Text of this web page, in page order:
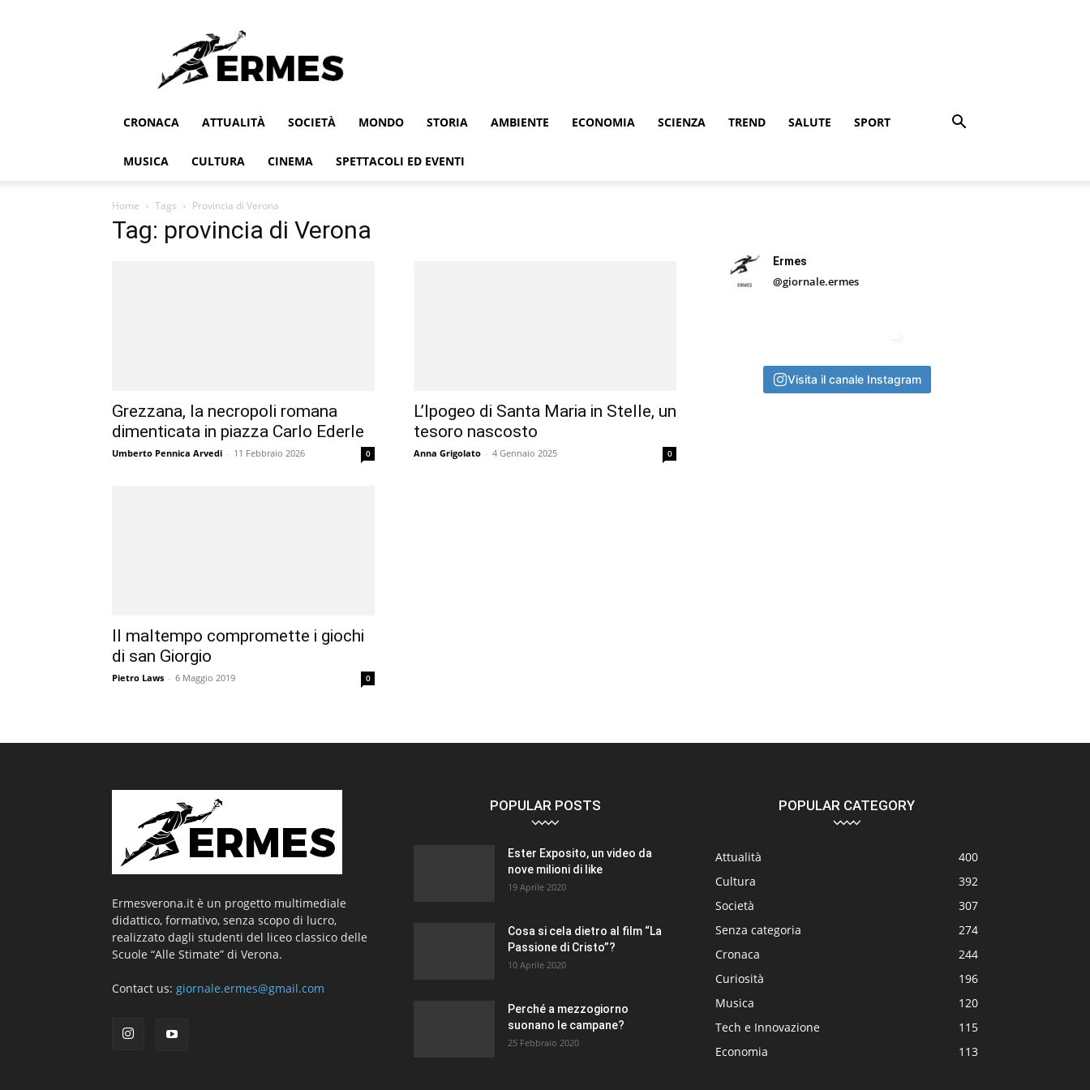
CRONACA ATTUALITÀ SOCIETÀ MONDO STORIA AMBIENTE ECONOMIA SCIENZA TREND SALUTE SPORT
MUSICA CULTURA CINEMA SPETTACOLI ED EVENTI
Home Tags Provincia di Verona
Tag: provincia di Verona
Grezzana, la necropoli romana
dimenticata in piazza Carlo Ederle
Umberto Pennica Arvedi - 11 Febbraio 2026 0
L’Ipogeo di Santa Maria in Stelle, un
tesoro nascosto
Anna Grigolato - 4 Gennaio 2025 0
Il maltempo compromette i giochi
di san Giorgio
Pietro Laws - 6 Maggio 2019 0
Ermes
@giornale.ermes
Visita il canale Instagram
Ermesverona.it è un progetto multimediale
didattico, formativo, senza scopo di lucro,
realizzato dagli studenti del liceo classico delle
Scuole “Alle Stimate” di Verona.
Contact us: giornale.ermes@gmail.com
POPULAR POSTS
Ester Exposito, un video da
nove milioni di like
19 Aprile 2020
Cosa si cela dietro al film “La
Passione di Cristo”?
10 Aprile 2020
Perché a mezzogiorno
suonano le campane?
25 Febbraio 2020
POPULAR CATEGORY
Attualità
400
Cultura
392
Società
307
Senza categoria
274
Cronaca
244
Curiosità
196
Musica
120
Tech e Innovazione
115
Economia
113